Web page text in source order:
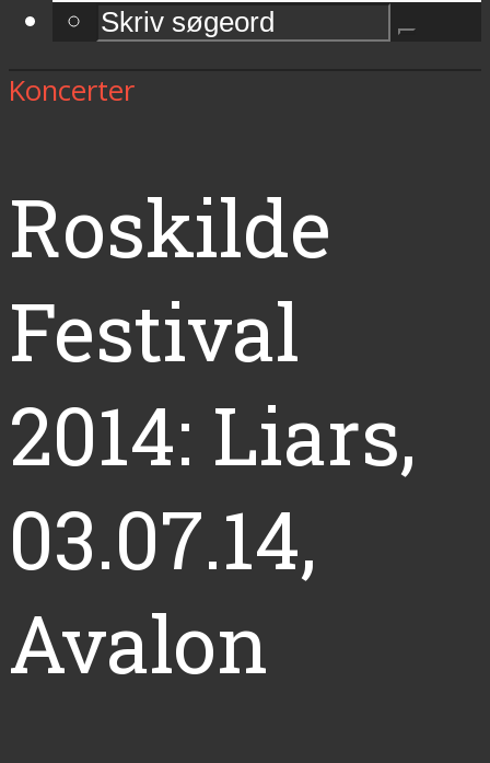
Koncerter
Roskilde
Festival
2014: Liars,
03.07.14,
Avalon